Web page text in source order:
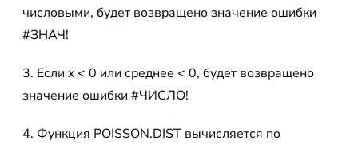
числовыми, будет возвращено значение ошибки
#ЗНАЧ!
3. Если x < 0 или среднее < 0, будет возвращено
значение ошибки #ЧИСЛО!
4. Функция POISSON.DIST вычисляется по